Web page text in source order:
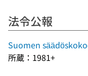
法令公報
Suomen
所蔵：1981+